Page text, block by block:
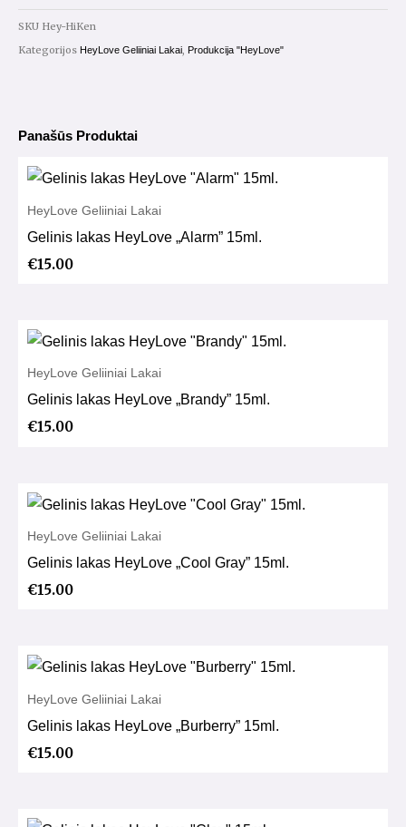
SKU Hey-HiKen
Kategorijos HeyLove Geliiniai Lakai, Produkcija "HeyLove"
Panašūs Produktai
HeyLove Geliiniai Lakai
Gelinis lakas HeyLove „Alarm” 15ml.
€15.00
HeyLove Geliiniai Lakai
Gelinis lakas HeyLove „Brandy” 15ml.
€15.00
HeyLove Geliiniai Lakai
Gelinis lakas HeyLove „Cool Gray” 15ml.
€15.00
HeyLove Geliiniai Lakai
Gelinis lakas HeyLove „Burberry” 15ml.
€15.00